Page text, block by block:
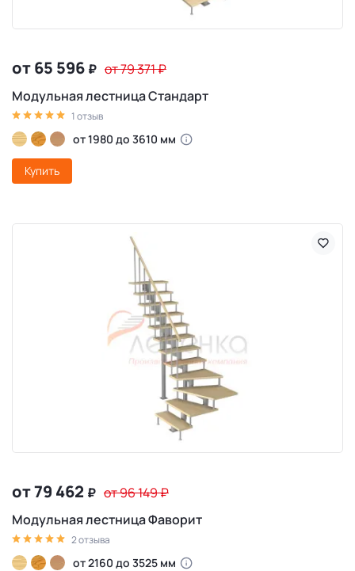
от 65 596 ₽ от 79 371₽
Модульная лестница Стандарт
1 отзыв
от 1980 до 3610 мм
Купить
от 79 462 ₽ от 96 149₽
Модульная лестница Фаворит
2 отзыва
от 2160 до 3525 мм